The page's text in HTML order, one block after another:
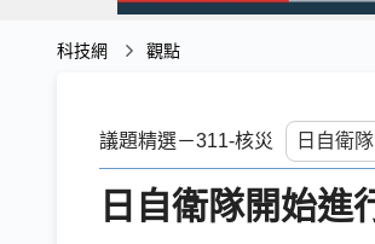
科技網 觀點
議題精選－311-核災
日自衛隊開始進